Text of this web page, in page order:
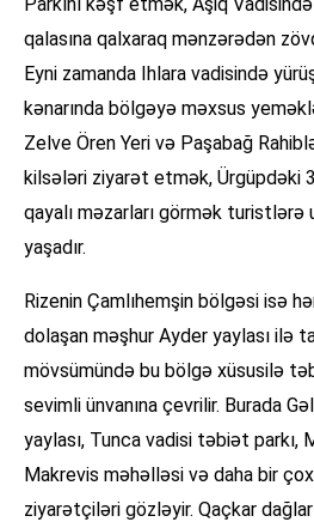
qalasına qalxaraq mənzərədən
Eyni zamanda Ihlara vadisində
kənarında bölgəyə məxsus
Zelve Ören Yeri və Paşabağ
kilsələri ziyarət etmək, Ürgüpdəki
qayalı məzarları görmək
yaşadır.
Rizenin Çamlıhemşin bölgəsi isə
dolaşan məşhur Ayder yaylası ilə
mövsümündə bu bölgə xüsusilə
sevimli ünvanına çevrilir. Burada
yaylası, Tunca vadisi təbiət parkı,
Makrevis məhəlləsi və daha bir
ziyarətçiləri gözləyir. Qaçkar